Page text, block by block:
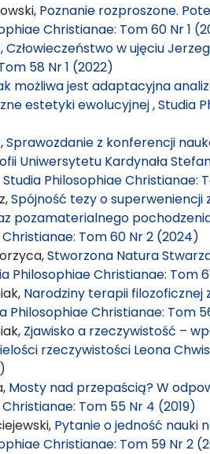
Poznanie rozproszone.
Christianae: Tom 60 Nr 1
Człowieczeństwo w ujęciu
58 Nr 1 (2022)
możliwa jest adaptacyjna
estetyki ewolucyjnej,Studia
Sprawozdanie z konferencji
Uniwersytetu Kardynała
Studia Philosophiae Christianae:
Spójność tezy o
pozamaterialnego
Tom 60 Nr 2 (2024)
Stworzona Natura
Philosophiae Christianae: Tom
Narodziny terapii filozoficznej
Philosophiae Christianae: Tom
Zjawisko a rzeczywistość –
rzeczywistości Leona
Mosty nad przepaścią? W
Tom 55 Nr 4 (2019)
Pytanie o jedność nauki
Christianae: Tom 59 Nr 2